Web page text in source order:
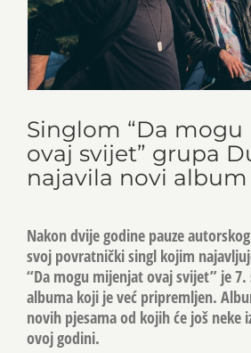
Singlom “Da
ovaj svijet” grupa
najavila novi album
Nakon dvije godine pauze
svoj povratnički singl kojim
“Da mogu mijenjat ovaj svijet” je
albuma koji je već pripremljen.
novih pjesama od kojih će još neke
ovoj godini.